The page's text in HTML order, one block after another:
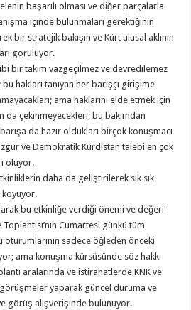
başarılı olması ve diğer parçalarla
içinde bulunmaları gerektiğinin
bir stratejik bakışın ve Kürt ulusal aklının
görülüyor.
bir takım vazgeçilmez ve devredilemez
hakları tanıyan her barışçı girişime
ama haklarını elde etmek için
da çekinmeyecekleri; bu bakımdan
da hazır oldukları birçok konuşmacı
ve Demokratik Kürdistan talebi en çok
oluyor.
daha da geliştirilerek sık sık
koyuyor.
bu etkinliğe verdiği önemi ve değeri
Cumartesi günkü tüm
oturumlarının sadece öğleden önceki
ama konuşma kürsüsünde söz hakkı
aralarında ve istirahatlerde KNK ve
görüşmeler yaparak güncel duruma ve
görüş alışverişinde bulunuyor.